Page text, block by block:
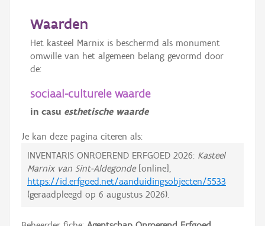
Waarden
Het kasteel Marnix is beschermd als monument
omwille van het algemeen belang gevormd door
de:
sociaal-culturele waarde
in casu esthetische waarde
Je kan deze pagina citeren als:
INVENTARIS ONROEREND ERFGOED 2026: Kasteel
Marnix van Sint-Aldegonde[online],
https://id.erfgoed.net/aanduidingsobjecten/5533
(geraadpleegd op 6 augustus 2026).